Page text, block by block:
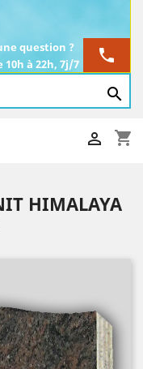
phone
question ?
10h à 22h, 7j/7

shopping_cart

HIMALAYA